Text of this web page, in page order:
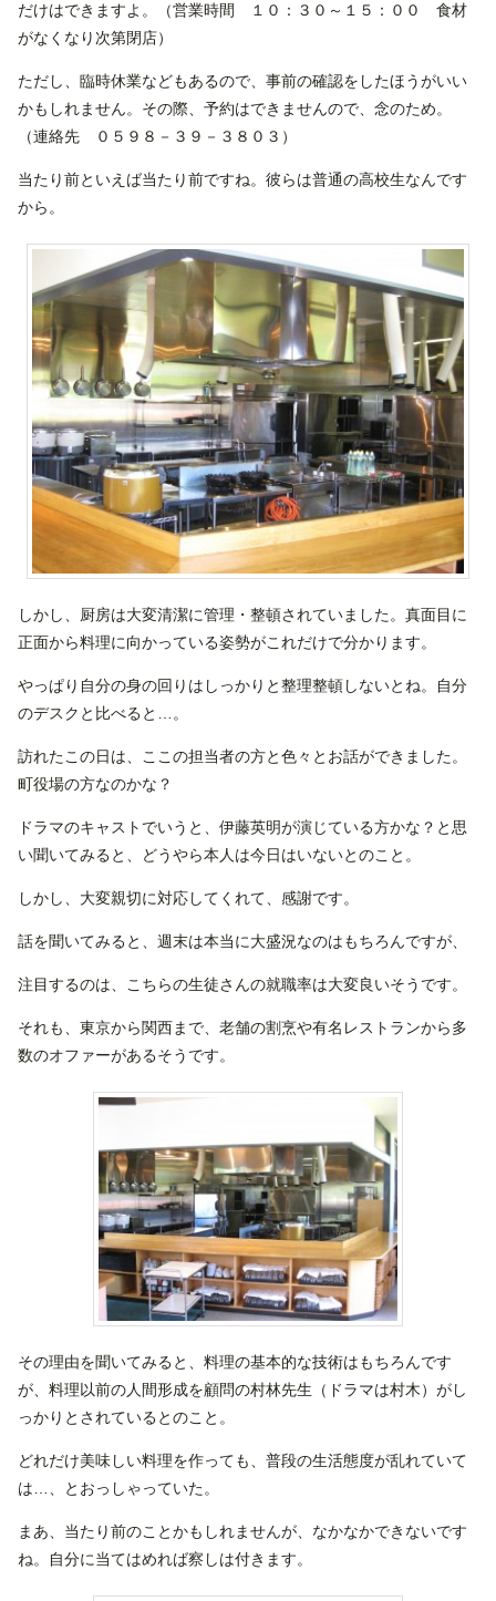
だけはできますよ。（営業時間 １０：３０～１５：００ 食材
がなくなり次第閉店）
ただし、臨時休業などもあるので、事前の確認をしたほうがいい
かもしれません。その際、予約はできませんので、念のため。
（連絡先 ０５９８－３９－３８０３）
当たり前といえば当たり前ですね。彼らは普通の高校生なんです
から。
しかし、厨房は大変清潔に管理・整頓されていました。真面目に
正面から料理に向かっている姿勢がこれだけで分かります。
やっぱり自分の身の回りはしっかりと整理整頓しないとね。自分
のデスクと比べると…。
訪れたこの日は、ここの担当者の方と色々とお話ができました。
町役場の方なのかな？
ドラマのキャストでいうと、伊藤英明が演じている方かな？と思
い聞いてみると、どうやら本人は今日はいないとのこと。
しかし、大変親切に対応してくれて、感謝です。
話を聞いてみると、週末は本当に大盛況なのはもちろんですが、
注目するのは、こちらの生徒さんの就職率は大変良いそうです。
それも、東京から関西まで、老舗の割烹や有名レストランから多
数のオファーがあるそうです。
その理由を聞いてみると、料理の基本的な技術はもちろんです
が、料理以前の人間形成を顧問の村林先生（ドラマは村木）がし
っかりとされているとのこと。
どれだけ美味しい料理を作っても、普段の生活態度が乱れていて
は…、とおっしゃっていた。
まあ、当たり前のことかもしれませんが、なかなかできないです
ね。自分に当てはめれば察しは付きます。